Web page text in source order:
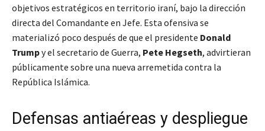
objetivos estratégicos en territorio iraní, bajo la dirección
directa del Comandante en Jefe. Esta ofensiva se
materializó poco después de que el presidente Donald
Trumpy el secretario de Guerra, Pete Hegseth, advirtieran
públicamente sobre una nueva arremetida contra la
República Islámica.
Defensas antiaéreas y despliegue